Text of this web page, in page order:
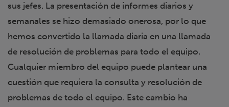
sus jefes. La presentación de informes diarios y
semanales se hizo demasiado onerosa, por lo que
hemos convertido la llamada diaria en una llamada
de resolución de problemas para todo el equipo.
Cualquier miembro del equipo puede plantear una
cuestión que requiera la consulta y resolución de
problemas de todo el equipo. Este cambio ha